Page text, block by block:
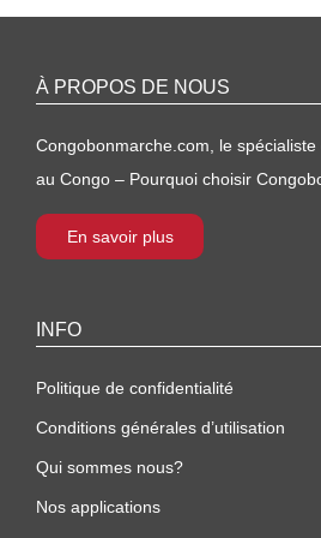
À PROPOS DE NOUS
Congobonmarche.com, le
au Congo – Pourquoi choisir
En savoir plus
INFO
Politique de confidentialité
Conditions générales d’utilisation
Qui sommes nous?
Nos applications